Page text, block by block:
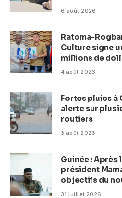
(Macka Baldé)
6 août 2026
Ratoma-
Culture signe
millions de
plage en
4 août 2026
Fortes pluies à
alerte sur
routiers
3 août 2026
Guinée : Après
président
objectifs du
(CM)
31 juillet 2026